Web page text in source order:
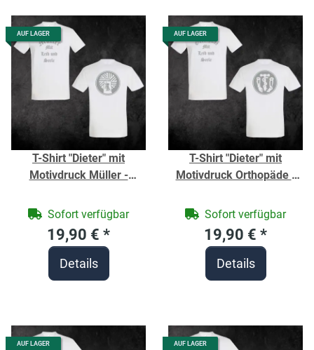
AUF LAGER
T-Shirt "Dieter" mit
Motivdruck Müller -
Handwerker -
Sofort verfügbar
19,90 € *
Details
AUF LAGER
T-Shirt "Dieter" mit
Motivdruck Orthopäde -
Handwerker -
Sofort verfügbar
19,90 € *
Details
AUF LAGER AUF LAGER